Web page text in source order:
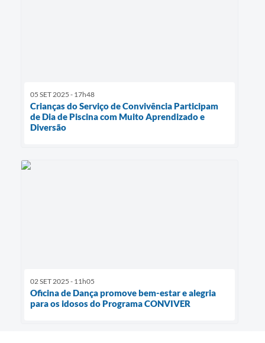
05 SET 2025 - 17h48
Crianças do Serviço de Convivência Participam
de Dia de Piscina com Muito Aprendizado e
Diversão
02 SET 2025 - 11h05
Oficina de Dança promove bem-estar e alegria
para os idosos do Programa CONVIVER